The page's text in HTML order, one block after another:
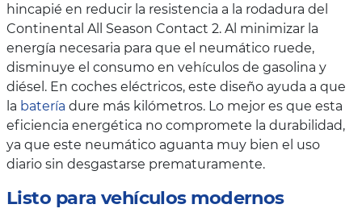
hincapié en reducir la resistencia a la rodadura del
Continental All Season Contact 2. Al minimizar la
energía necesaria para que el neumático ruede,
disminuye el consumo en vehículos de gasolina y
diésel. En coches eléctricos, este diseño ayuda a que
la batería dure más kilómetros. Lo mejor es que esta
eficiencia energética no compromete la durabilidad,
ya que este neumático aguanta muy bien el uso
diario sin desgastarse prematuramente.
Listo para vehículos modernos